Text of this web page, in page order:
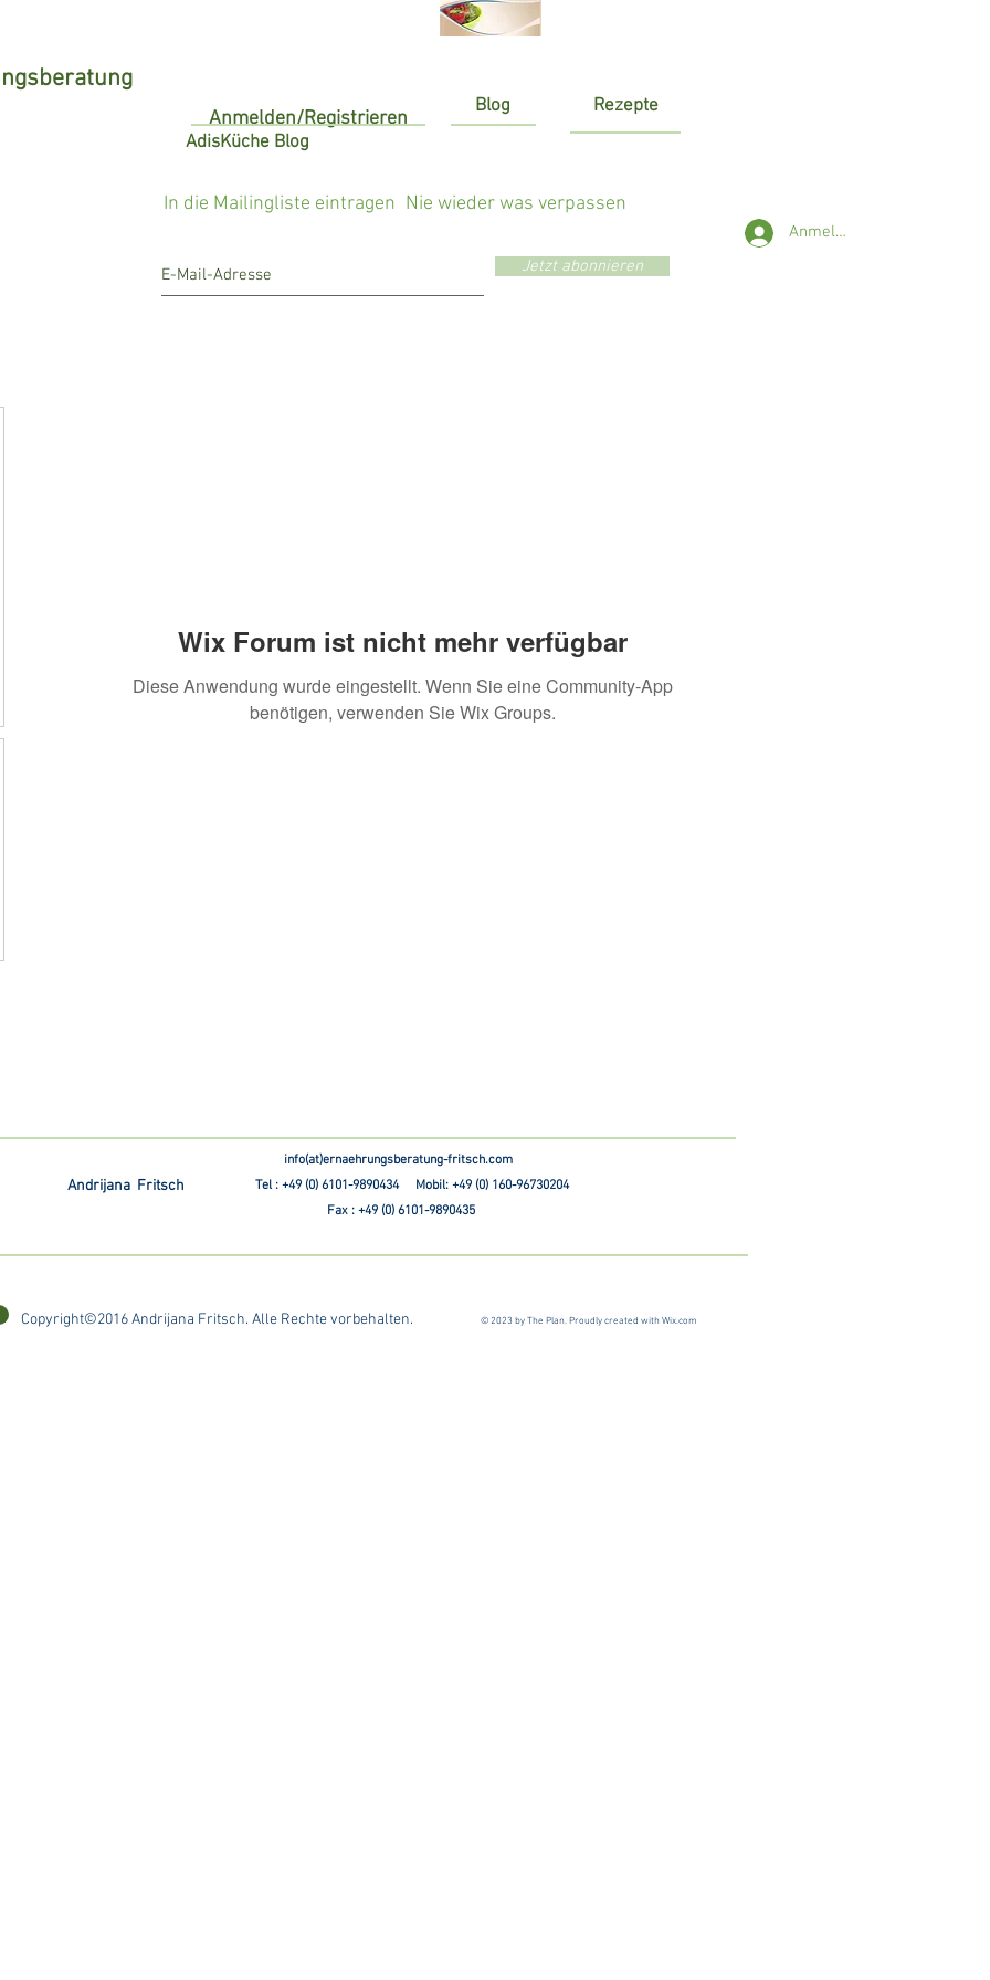
Anmelden/Registrieren
Blog
Rezepte
AdisKüche Blog
In die Mailingliste eintragen Nie wieder was verpassen
Jetzt abonnieren
Anmelden
Wix Forum ist nicht mehr verfügbar
Diese Anwendung wurde eingestellt. Wenn Sie eine Community-App
benötigen, verwenden Sie Wix Groups.
info(at)ernaehrungsberatung-fritsch.com
Andrijana Fritsch
Tel : +49 (0) 6101-9890434 Mobil: +49 (0) 160-96730204
Fax : +49 (0) 6101-9890435
Copyright©2016 Andrijana Fritsch. Alle Rechte vorbehalten. © 2023 by The Plan. Proudly created withWix.com